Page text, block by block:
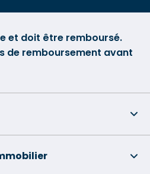
et doit être remboursé.
de remboursement avant